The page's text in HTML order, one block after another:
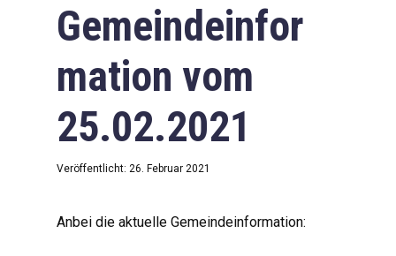
Downloads
Impressum
Datenschutzerklärung
Gemeindeinfor
mation vom
25.02.2021
Veröffentlicht: 26. Februar 2021
Anbei die aktuelle Gemeindeinformation: